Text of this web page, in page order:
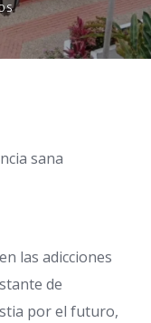
sana
las adicciones
de
por el futuro,